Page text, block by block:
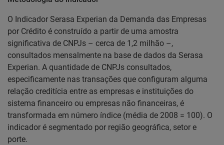
O Indicador Serasa Experian da Demanda das Empresas
por Crédito é construído a partir de uma amostra
significativa de CNPJs – cerca de 1,2 milhão –,
consultados mensalmente na base de dados da Serasa
Experian. A quantidade de CNPJs consultados,
especificamente nas transações que configuram alguma
relação creditícia entre as empresas e instituições do
sistema financeiro ou empresas não financeiras, é
transformada em número índice (média de 2008 = 100). O
indicador é segmentado por região geográfica, setor e
porte.